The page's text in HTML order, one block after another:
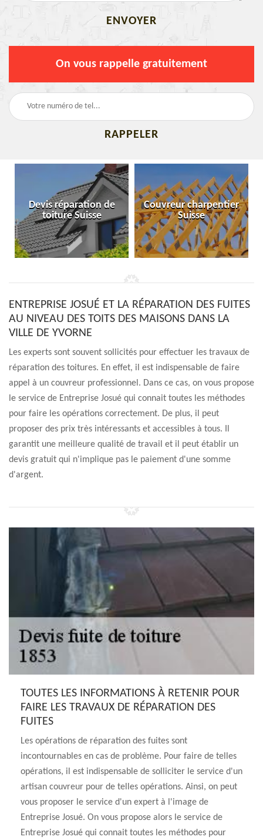
On vous rappelle gratuitement
Devis réparation de
toiture Suisse
Couvreur charpentier
Suisse
ENTREPRISE JOSUÉ ET LA RÉPARATION DES FUITES
AU NIVEAU DES TOITS DES MAISONS DANS LA
VILLE DE YVORNE
Les experts sont souvent sollicités pour effectuer les travaux de
réparation des toitures. En effet, il est indispensable de faire
appel à un couvreur professionnel. Dans ce cas, on vous propose
le service de Entreprise Josué qui connait toutes les méthodes
pour faire les opérations correctement. De plus, il peut
proposer des prix très intéressants et accessibles à tous. Il
garantit une meilleure qualité de travail et il peut établir un
devis gratuit qui n'implique pas le paiement d'une somme
d'argent.
TOUTES LES INFORMATIONS À RETENIR POUR
FAIRE LES TRAVAUX DE RÉPARATION DES
FUITES
Les opérations de réparation des fuites sont
incontournables en cas de problème. Pour faire de telles
opérations, il est indispensable de solliciter le service d'un
artisan couvreur pour de telles opérations. Ainsi, on peut
vous proposer le service d'un expert à l'image de
Entreprise Josué. On vous propose alors le service de
Entreprise Josué qui connait toutes les méthodes pour